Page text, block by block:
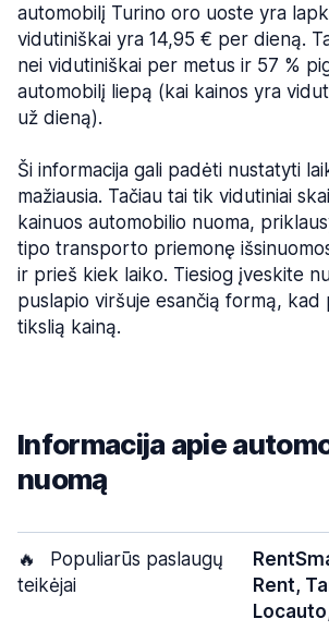
automobilį Turino oro uoste yra
vidutiniškai yra 14,95 € per dieną.
nei vidutiniškai per metus ir 57 %
automobilį liepą (kai kainos yra
už dieną).
Ši informacija gali padėti nustatyti
mažiausia. Tačiau tai tik vidutiniai
kainuos automobilio nuoma,
tipo transporto priemonę
ir prieš kiek laiko. Tiesiog įveskite
puslapio viršuje esančią formą, kad
tikslią kainą.
Informacija apie
nuomą
🔥
Populiarūs paslaugų
teikėjai
Rent,